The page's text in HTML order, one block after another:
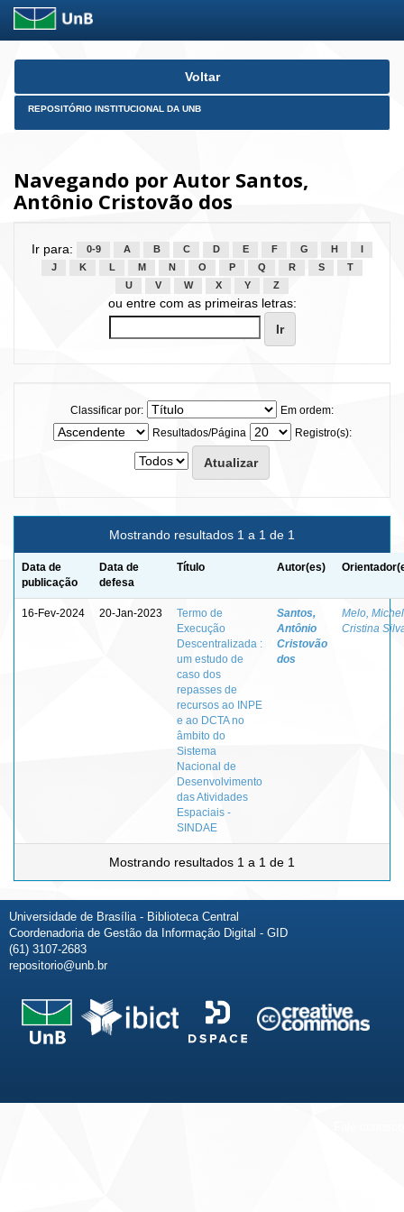
Skip
Voltar
REPOSITÓRIO INSTITUCIONAL DA UNB
Navegando por Autor Santos,
Antônio Cristovão dos
Ir para: 0-9 A B C D E F G H
J
K L M N O P Q R S
T
U
V W X Y Z
ou entre com as primeiras letras:
Classificar por:
Em ordem:
Resultados/Página
Registro(s):
Mostrando resultados 1 a 1 de 1
Data de
publicação
Data de
defesa
Título Autor(es)
16-Fev-2024 20-Jan-2023
Termo de
Execução
Descentralizada :
um estudo de
caso dos
repasses de
recursos ao INPE
e ao DCTA no
âmbito do
Sistema
Nacional de
Desenvolvimento
das Atividades
Espaciais -
SINDAE
Santos,
Antônio
Cristovão
dos
Melo,
Cristina
Mostrando resultados 1 a 1 de 1
Universidade de Brasília - Biblioteca Central
Coordenadoria de Gestão da Informação Digital - GID
(61) 3107-2683
repositorio@unb.br